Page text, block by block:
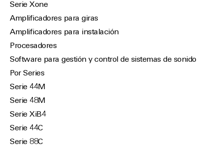
Serie Xone
Amplificadores para giras
Amplificadores para instalación
Procesadores
Software para gestión y control de sistemas de sonido
Por Series
Serie 44M
Serie 48M
Serie XiB4
Serie 44C
Serie 88C